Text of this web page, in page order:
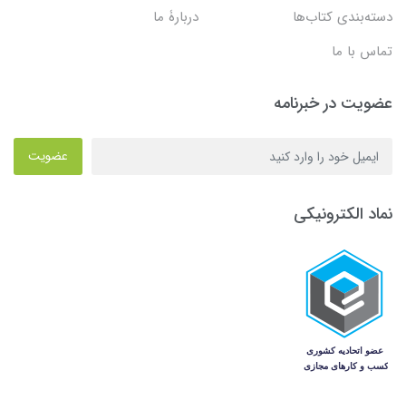
دسته‌بندی کتاب‌ها
دربارۀ ما
تماس با ما
عضویت در خبرنامه
عضویت
نماد الکترونیکی